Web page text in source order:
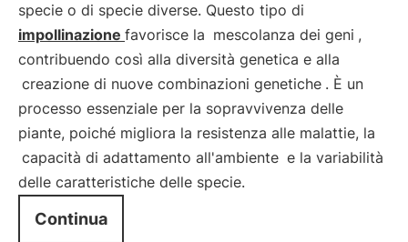
specie o di specie diverse. Questo tipo di
impollinazione favorisce la mescolanza dei geni ,
contribuendo così alla diversità genetica e alla
creazione di nuove combinazioni genetiche . È un
processo essenziale per la sopravvivenza delle
piante, poiché migliora la resistenza alle malattie, la
capacità di adattamento all'ambiente e la variabilità
delle caratteristiche delle specie.
Continua